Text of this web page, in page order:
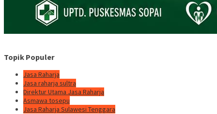
Topik Populer
Jasa Raharja
Jasa raharja sultra
Direktur Utama Jasa Raharja
Asmawa tosepu
Jasa Raharja Sulawesi Tenggara